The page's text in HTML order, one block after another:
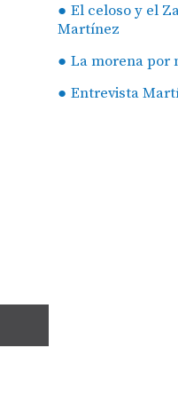
El celoso y el
Martínez
La morena por
Entrevista